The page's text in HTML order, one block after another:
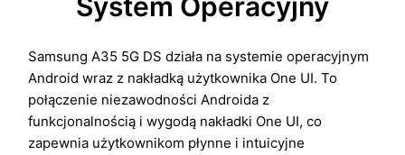
System Operacyjny
Samsung A35 5G DS działa na systemie operacyjnym
Android wraz z nakładką użytkownika One UI. To
połączenie niezawodności Androida z
funkcjonalnością i wygodą nakładki One UI, co
zapewnia użytkownikom płynne i intuicyjne